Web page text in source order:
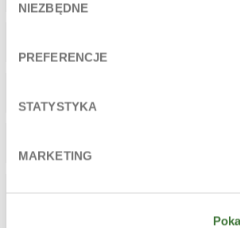
zgody
NIEZBĘDNE
PREFERENCJE
STATYSTYKA
MARKETING